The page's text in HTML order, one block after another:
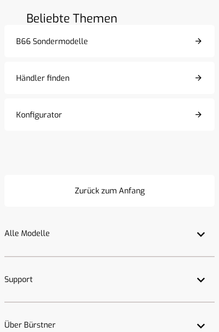
Beliebte Themen
B66 Sondermodelle
Händler finden
Konfigurator
Zurück zum Anfang
Alle Modelle
Support
Über Bürstner